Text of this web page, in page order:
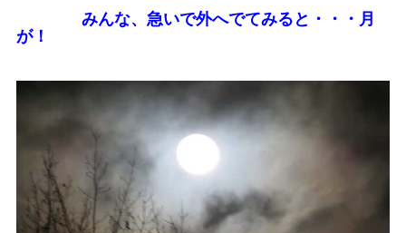
みんな、急いで外へでてみると・・・月
が！